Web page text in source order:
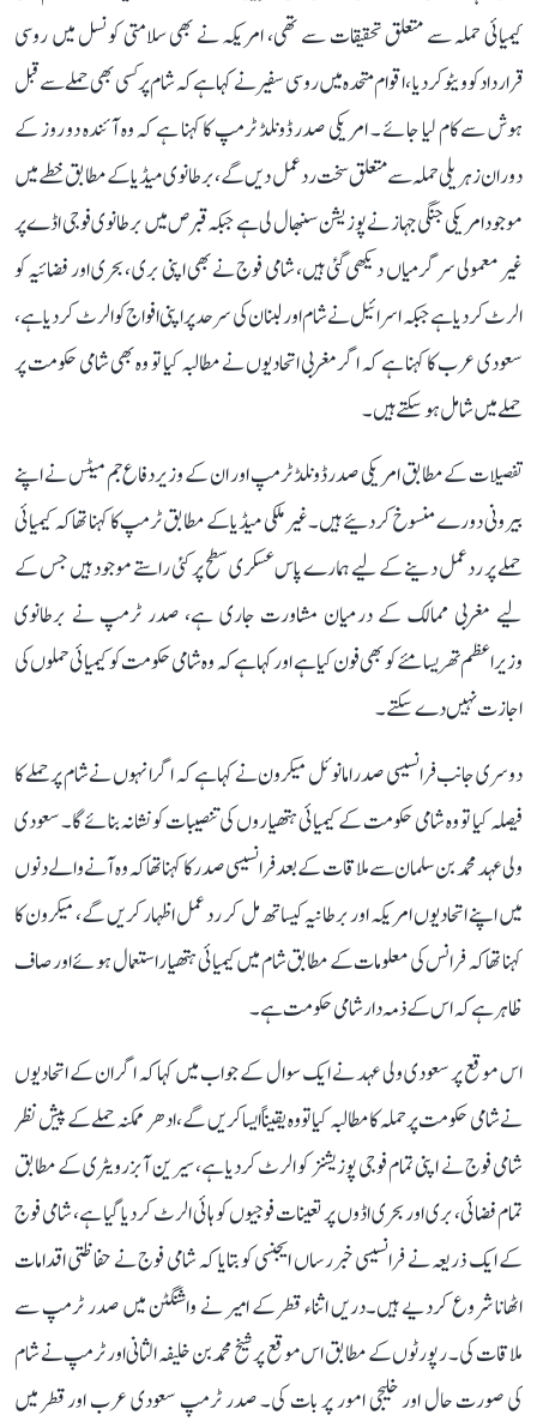
کیمیائی حملہ سے متعلق تحقیقات سے تھی، امریکہ نے بھی سلامتی کونسل میں روسی
قرارداد کو ویٹو کردیا ،اقوام متحدہ میں روسی سفیر نے کہا ہے کہ شام پر کسی بھی حملے سے قبل
ہوش سے کام لیا جائے ۔ امریکی صدر ڈونلڈ ٹرمپ کا کہنا ہے کہ وہ آئندہ دو روز کے
دوران زہریلی حملہ سے متعلق سخت رد عمل دیں گے، برطانوی میڈیا کے مطابق خطے میں
موجود امریکی جنگی جہاز نے پوزیشن سنبھال لی ہے جبکہ قبرص میں برطانوی فوجی اڈے پر
غیر معمولی سرگرمیاں دیکھی گئی ہیں، شامی فوج نے بھی اپنی بری ، بحری اور فضائیہ کو
الرٹ کردیا ہے جبکہ اسرائیل نے شام اور لبنان کی سرحد پر اپنی افواج کو الرٹ کردیا ہے ،
سعودی عرب کا کہنا ہے کہ اگر مغربی اتحادیوں نے مطالبہ کیا تو وہ بھی شامی حکومت پر
حملے میں شامل ہوسکتے ہیں۔
تفصیلات کےمطابق امریکی صدر ڈونلڈ ٹرمپ اور ان کے وزیردفاع جم میٹس نے اپنے
بیرونی دورے منسوخ کردئیے ہیں۔غیر ملکی میڈیا کے مطابق ٹرمپ کا کہنا تھا کہ کیمیائی
حملے پر ردعمل دینے کے لیے ہمارے پاس عسکری سطح پر کئی راستے موجود ہیں جس کے
لیے مغربی ممالک کے درمیان مشاورت جاری ہے، صدر ٹرمپ نے برطانوی
وزیراعظم تھریسامئے کو بھی فون کیا ہے اور کہا ہے کہ وہ شامی حکومت کو کیمیائی حملوں کی
اجازت نہیں دے سکتے۔
دوسری جانب فرانسیسی صدر امانوئل میکرون نے کہا ہے کہ اگر انہوں نے شام پر حملے کا
فیصلہ کیا تو وہ شامی حکومت کے کیمیائی ہتھیاروں کی تنصیبات کو نشانہ بنائے گا۔ سعودی
ولی عہد محمد بن سلمان سے ملاقات کے بعد فرانسیسی صدر کا کہنا تھا کہ وہ آنے والے دنوں
میں اپنے اتحادیوں امریکہ اور برطانیہ کیساتھ مل کر رد عمل اظہار کریں گے، میکرون کا
کہنا تھا کہ فرانس کی معلومات کے مطابق شام میں کیمیائی ہتھیار استعمال ہوئے اور صاف
ظاہر ہے کہ اس کے ذمہ دار شامی حکومت ہے۔
اس موقع پر سعودی ولی عہد نے ایک سوال کے جواب میں کہا کہ اگر ان کے اتحادیوں
نے شامی حکومت پر حملہ کا مطالبہ کیا تو وہ یقیناً ایسا کریں گے، ادھر ممکنہ حملے کے پیش نظر
شامی فوج نے اپنی تمام فوجی پوزیشنز کو الرٹ کردیا ہے، سیرین آبزرویٹری کے مطابق
تمام فضائی، بری اور بحری اڈوں پر تعینات فوجیوں کو ہائی الرٹ کردیا گیا ہے، شامی فوج
کے ایک ذریعہ نے فرانسیسی خبررساں ایجنسی کو بتایا کہ شامی فوج نے حفاظتی اقدامات
اٹھانا شروع کردیے ہیں۔دریں اثناء قطر کے امیر نے واشنگٹن میں صدر ٹرمپ سے
ملاقات کی ۔ رپورٹوں کے مطابق اس موقع پر شیخ محمد بن خلیفہ الثانی اور ٹرمپ نے شام
کی صورت حال اور خلیجی امور پر بات کی۔ صدر ٹرمپ سعودی عرب اور قطر میں